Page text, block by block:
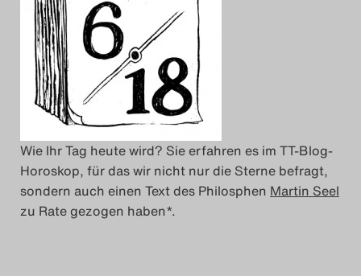
Das Theatertreffen-Blog
2019
Das Theatertreffen-Blog
2020
Das Theatertreffen-Blog
2021
Das Theatertreffen-Blog
Wie Ihr Tag heute wird? Sie erfahren es im TT-Blog-
Horoskop, für das wir nicht nur die Sterne befragt,
sondern auch einen Text des Philosphen Martin Seel
zu Rate gezogen haben*.